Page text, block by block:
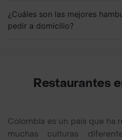
¿Cuáles son las mejores
pedir a domicilio?
Restaurantes
Colombia es un país que ha
muchas culturas